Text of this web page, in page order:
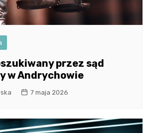
przez sąd
w Andrychowie
7 maja 2026